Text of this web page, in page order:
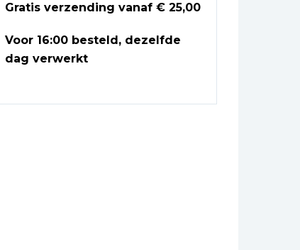
Gratis verzending vanaf € 25,00
Voor 16:00 besteld, dezelfde
dag verwerkt